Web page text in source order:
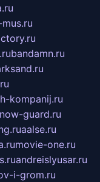
mus.ru
bandamn.ru
kompanij.ru
guard.ru
aalse.ru
movie-one.ru
andreislyusar.ru
i-grom.ru